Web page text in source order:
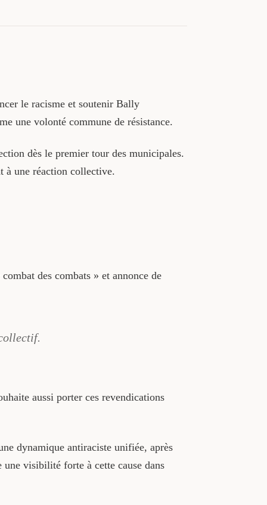
le racisme et soutenir Bally
une volonté commune de résistance.
dès le premier tour des municipales.
à une réaction collective.
des combats » et annonce de
aussi porter ces revendications
dynamique antiraciste unifiée, après
une visibilité forte à cette cause dans